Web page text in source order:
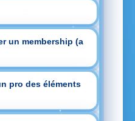
un membership (a
pro des éléments